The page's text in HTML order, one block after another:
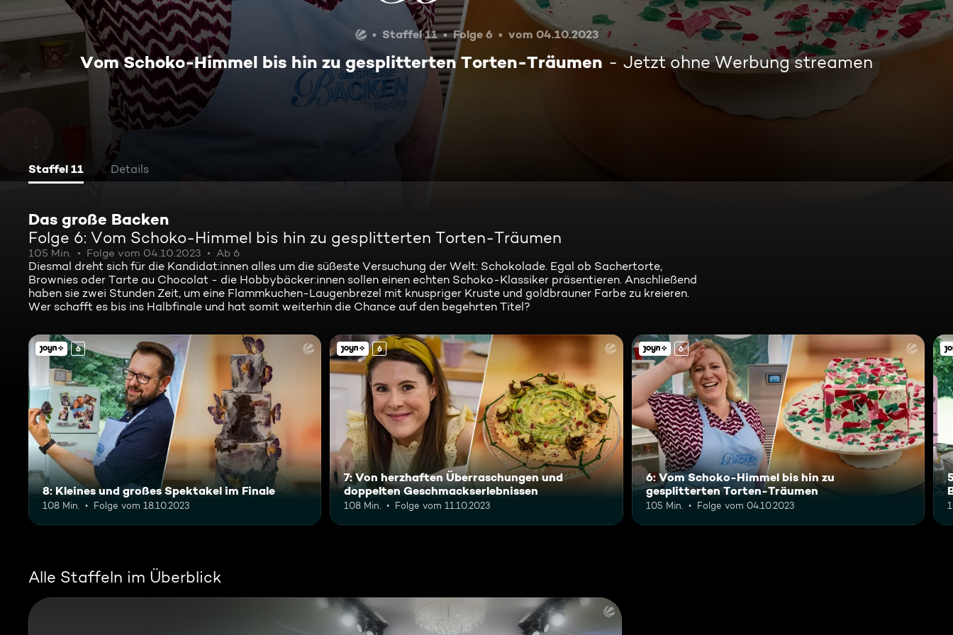
Staffel 11 Folge 6 vom 04.10.2023
Vom Schoko-Himmel bis hin zu gesplitterten Torten-Träumen Jetzt ohne Werbung streamen
Staffel 11 Details
Das große Backen
Folge 6: Vom Schoko-Himmel bis hin zu gesplitterten Torten-Träumen
105 Min. Folge vom 04.10.2023 Ab 6
Diesmal dreht sich für die Kandidat:innen alles um die süßeste Versuchung der Welt: Schokolade. Egal ob Sachertorte,
Brownies oder Tarte au Chocolat - die Hobbybäcker:innen sollen einen echten Schoko-Klassiker präsentieren. Anschließend
haben sie zwei Stunden Zeit, um eine Flammkuchen-Laugenbrezel mit knuspriger Kruste und goldbrauner Farbe zu kreieren.
Wer schafft es bis ins Halbfinale und hat somit weiterhin die Chance auf den begehrten Titel?
6
8: Kleines und großes Spektakel im Finale
108 Min. Folge vom 18.10.2023
6
7: Von herzhaften Überraschungen und
doppelten Geschmackserlebnissen
108 Min. Folge vom 11.10.2023
6
6: Vom Schoko-Himmel bis hin zu
gesplitterten Torten-Träumen
105 Min. Folge vom 04.10.2023
Alle Staffeln im Überblick